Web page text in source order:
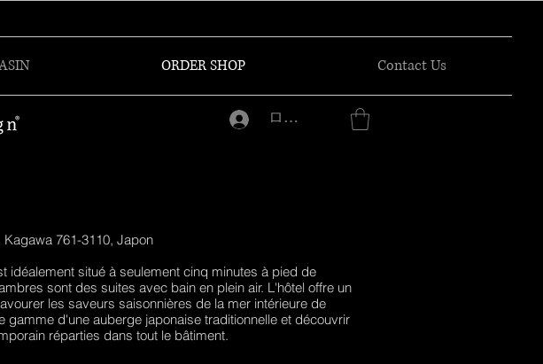
ORDER SHOP Contact Us
ログイン
761-3110, Japon
idéalement situé à seulement cinq minutes à pied de
sont des suites avec bain en plein air. L'hôtel offre un
les saveurs saisonnières de la mer intérieure de
gamme d'une auberge japonaise traditionnelle et découvrir
réparties dans tout le bâtiment.